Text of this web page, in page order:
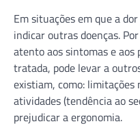
Em situações em que a
indicar outras doenças.
atento aos sintomas e aos
tratada, pode levar a
existiam, como: limitações
atividades (tendência ao
prejudicar a ergonomia.